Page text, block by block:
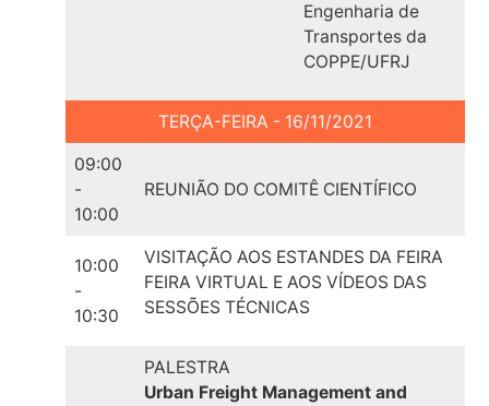
Engenharia de
Transportes da
COPPE/UFRJ
TERÇA-FEIRA - 16/11/2021
09:00
-
10:00
REUNIÃO DO COMITÊ CIENTÍFICO
10:00
-
10:30
VISITAÇÃO AOS ESTANDES DA FEIRA
FEIRA VIRTUAL E AOS VÍDEOS DAS
SESSÕES TÉCNICAS
PALESTRA
Urban Freight Management and